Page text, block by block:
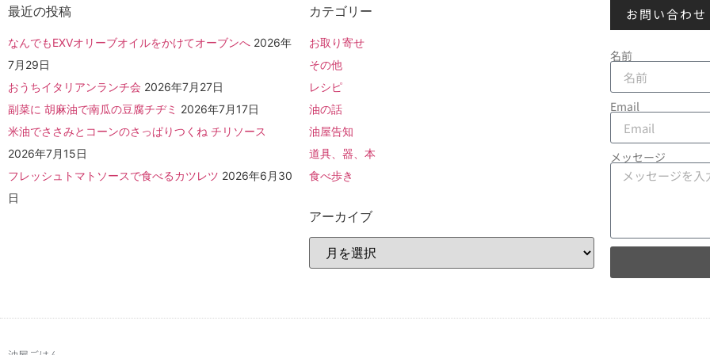
最近の投稿
なんでもEXVオリーブオイルをかけてオーブンへ 2026年
7月29日
おうちイタリアンランチ会 2026年7月27日
副菜に 胡麻油で南瓜の豆腐チヂミ 2026年7月17日
米油でささみとコーンのさっぱりつくね チリソース
2026年7月15日
フレッシュトマトソースで食べるカツレツ 2026年6月30
日
カテゴリー
お取り寄せ
その他
レシピ
油の話
油屋告知
道具、器、本
食べ歩き
アーカイブ
お問い合わせ
名前
Email
メッセージ